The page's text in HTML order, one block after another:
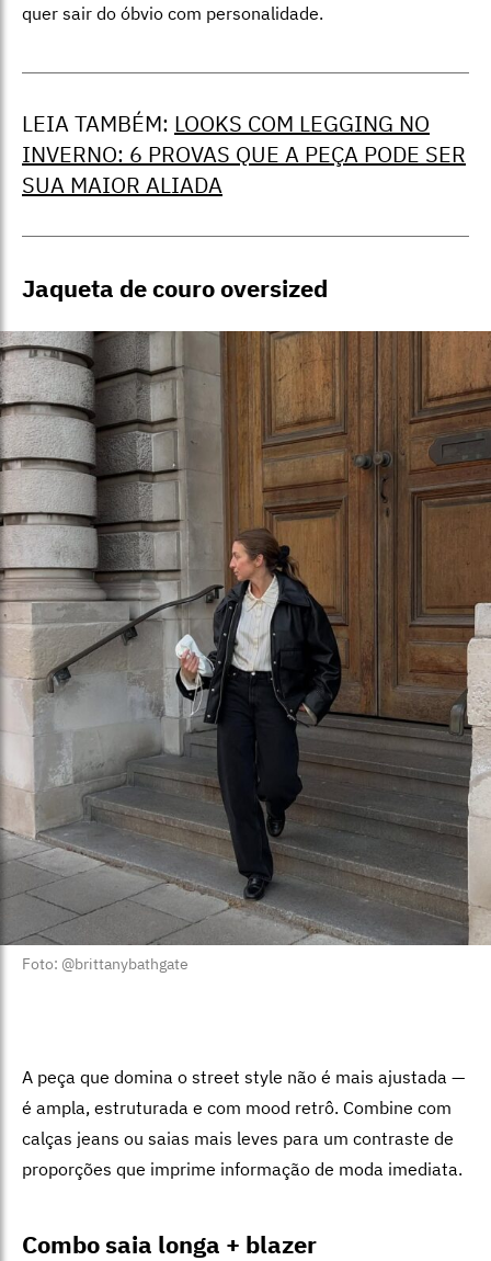
quer sair do óbvio com personalidade.
LEIA TAMBÉM: LOOKS COM LEGGING NO
INVERNO: 6 PROVAS QUE A PEÇA PODE SER
SUA MAIOR ALIADA
Jaqueta de couro oversized
Foto: @brittanybathgate
A peça que domina o street style não é mais ajustada —
é ampla, estruturada e com mood retrô. Combine com
calças jeans ou saias mais leves para um contraste de
proporções que imprime informação de moda imediata.
Combo saia longa + blazer